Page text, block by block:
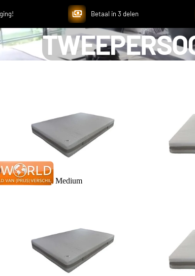
Betaal in 3 delen
Traagschuim Medium